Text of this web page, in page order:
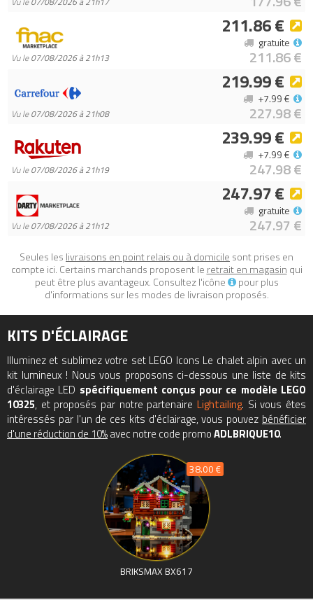
anniversaire, les fêtes ou juste pour faire plaisir à un adulte fan
des sets de construction LEGO et de la collection LEGO Village
d’hiver
- Dimensions – Le chalet mesure plus de 21 cm de haut, 24 cm
- Accessoires – Le set inclut un sapin de Noël, des décorations
festives et un livre d’or pour les clients
- Instructions de montage numériques – L’application LEGO
Builder propose une version numérique des instructions
incluses dans la boîte
- Des projets LEGO immersifs pour les adultes et les familles –
Ce set de construction fait partie d’une gamme de modèles
d’exception conçus pour les adultes, les familles et les amis
- Des matériaux de qualité – Les briques LEGO sont fabriquées
compatibles entre elles, s’assemblent et se séparent
parfaitement, et cela depuis 1958
- Sécurité garantie – Avec les pièces LEGO, la sécurité et la
qualité sont primordiales. C’est pourquoi elles sont soumises à
des tests stricts garantissant que le modèle est aussi robuste
Collection Winter Village.
Tous les prix duLEGO Icons 10325 Le chalet alpin (Alpine Lodge)
sur Avenue de la brique, comparateur de prix 100% LEGO.
Code EAN du LEGO Icons 10325 : 5702017416953.
Vu le07/08/2026 à 21h13
211.86 €
211.86 €
gratuite
Vu le07/08/2026 à 21h08
219.99 €
227.98 €
+7.99 €
Vu le07/08/2026 à 21h19
239.99 €
247.98 €
+7.99 €
Vu le07/08/2026 à 21h12
247.97 €
247.97 €
gratuite
Seules les livraisons en point relais ou à domicile sont prises en
compte ici. Certains marchands proposent le retrait en magasin qui
peut être plus avantageux. Consultez l'icône
pour plus
d'informations sur les modes de livraison proposés.
KITS D'ÉCLAIRAGE
Illuminez et sublimez votre set LEGO Icons Le chalet alpin avec un
kit lumineux ! Nous vous proposons ci-dessous une liste de kits
d'éclairage LED spécifiquement conçus pour ce modèle LEGO
10325, et proposés par notre partenaire Lightailing. Si vous êtes
intéressés par l'un de ces kits d'éclairage, vous pouvez bénéficier
d'une réduction de 10%avec notre code promoADLBRIQUE10.
38.00 €
BRIKSMAX BX617